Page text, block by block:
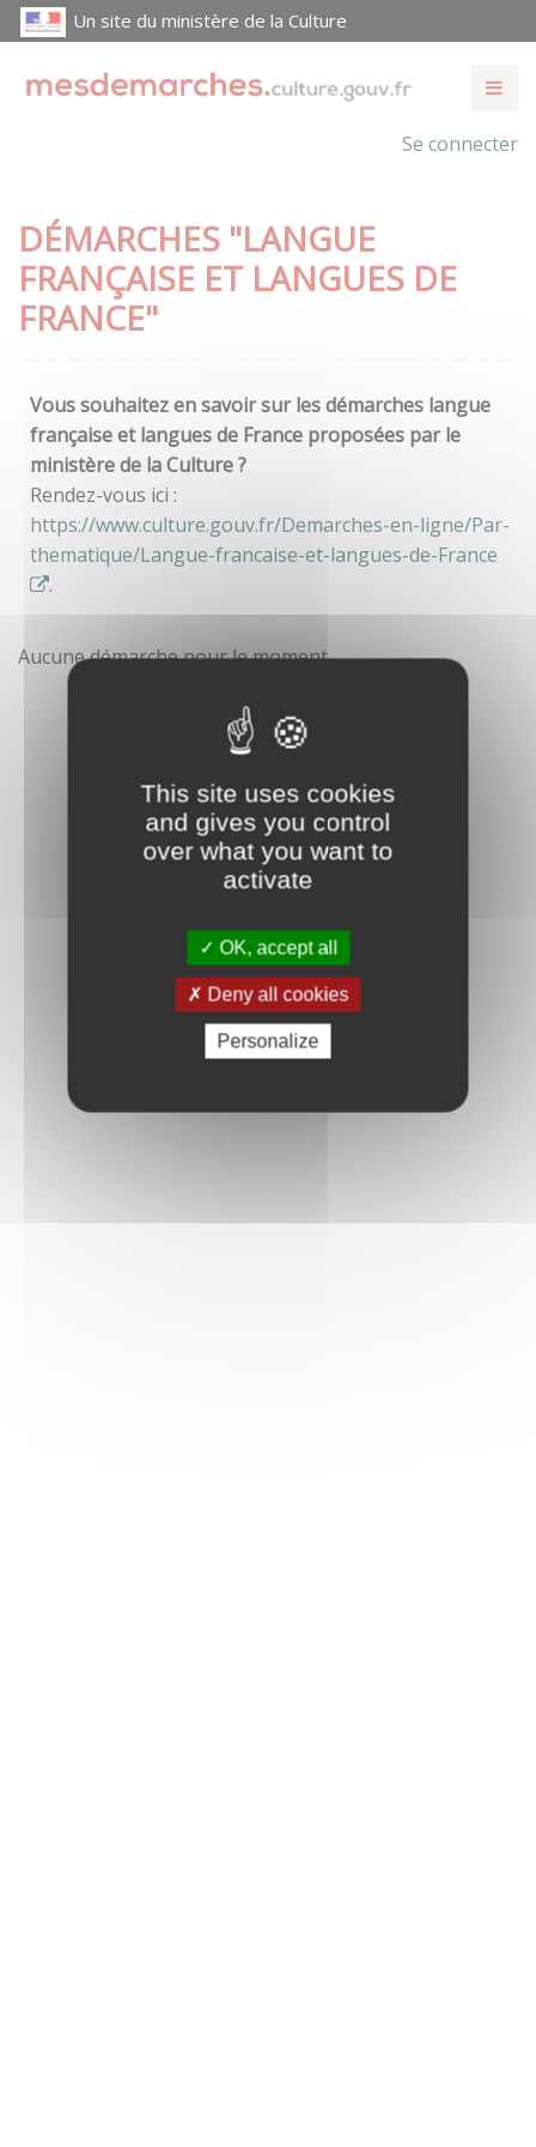
This site uses cookies
and gives you control
over what you want to
activate
OK, accept all
Deny all cookies
Personalize
Un site du ministère de la Culture
Se connecter
DÉMARCHES "LANGUE
FRANÇAISE ET LANGUES DE
FRANCE"
Vous souhaitez en savoir sur les démarches langue
française et langues de France proposées par le
ministère de la Culture ?
Rendez-vous ici :
https://www.culture.gouv.fr/Demarches-en-ligne/Par-
thematique/Langue-francaise-et-langues-de-France
.
Aucune démarche pour le moment